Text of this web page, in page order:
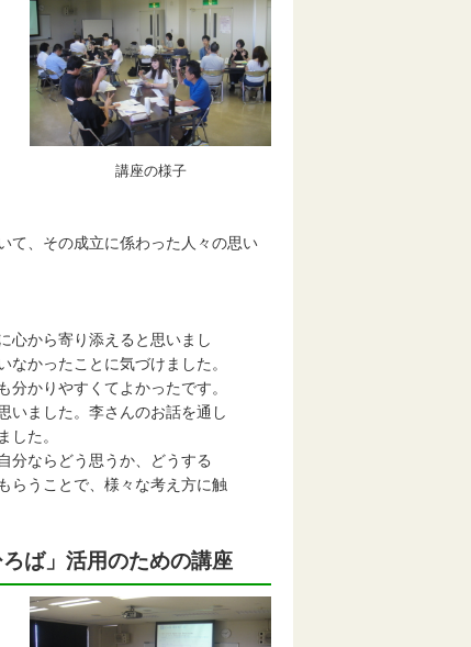
講座の様子
て、その成立に係わった人々の思い
心から寄り添えると思いまし
かったことに気づけました。
かりやすくてよかったです。
いました。李さんのお話を通し
た。
分ならどう思うか、どうする
らうことで、様々な考え方に触
ば」活用のための講座